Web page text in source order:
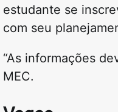
estudante se
com seu
“As informações
MEC.